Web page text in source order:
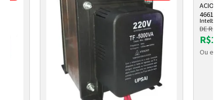
Intelbras
DE R$
Ou em